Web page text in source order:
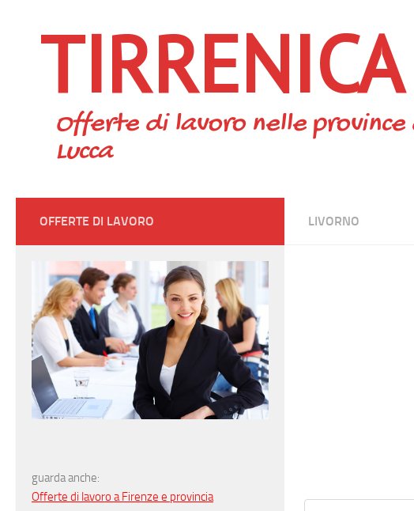
Offerte di lavoro nelle
Lucca
LIVORNO
OFFERTE DI LAVORO
guarda anche:
Offerte di lavoro a Firenze e provincia